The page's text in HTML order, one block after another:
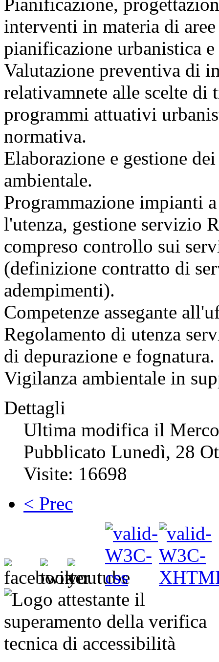
Pianificazione,
interventi in materia di
pianificazione urbanistica
Valutazione preventiva di
relativamnete alle scelte di
programmi attuativi
normativa.
Elaborazione e gestione
ambientale.
Programmazione impianti
l'utenza, gestione servizio
compreso controllo sui
(definizione contratto di
adempimenti).
Competenze assegante
Regolamento di utenza
di depurazione e fognatura.
Vigilanza ambientale in
Dettagli
Ultima modifica il
Pubblicato Lunedì, 28
Visite: 16698
< Prec